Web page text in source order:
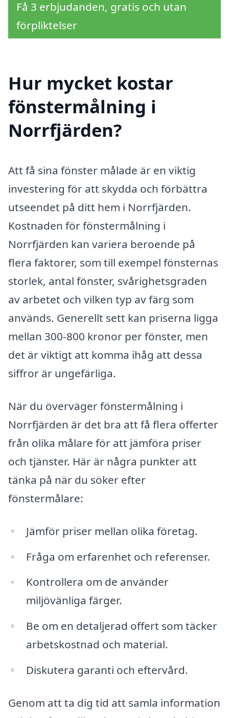
Få 3 erbjudanden, gratis och utan
förpliktelser
Hur mycket kostar
fönstermålning i
Norrfjärden?
Att få sina fönster målade är en viktig
investering för att skydda och förbättra
utseendet på ditt hem i Norrfjärden.
Kostnaden för fönstermålning i
Norrfjärden kan variera beroende på
flera faktorer, som till exempel fönsternas
storlek, antal fönster, svårighetsgraden
av arbetet och vilken typ av färg som
används. Generellt sett kan priserna ligga
mellan 300-800 kronor per fönster, men
det är viktigt att komma ihåg att dessa
siffror är ungefärliga.
När du överväger fönstermålning i
Norrfjärden är det bra att få flera offerter
från olika målare för att jämföra priser
och tjänster. Här är några punkter att
tänka på när du söker efter
fönstermålare:
Jämför priser mellan olika företag.
Fråga om erfarenhet och referenser.
Kontrollera om de använder
miljövänliga färger.
Be om en detaljerad offert som täcker
arbetskostnad och material.
Diskutera garanti och eftervård.
Genom att ta dig tid att samla information